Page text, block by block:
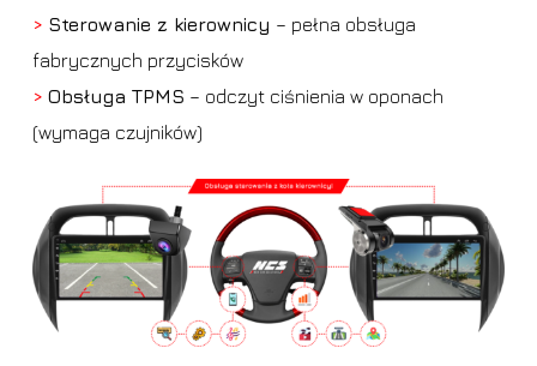
> Sterowanie z kierownicy – pełna obsługa
fabrycznych przycisków
> Obsługa TPMS – odczyt ciśnienia w oponach
(wymaga czujników)